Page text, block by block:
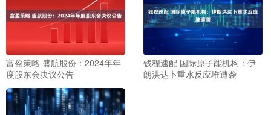
富盈策略 盛航股份：2024年年
度股东会决议公告
钱程速配 国际原子能机构：伊
朗洪达卜重水反应堆遭袭